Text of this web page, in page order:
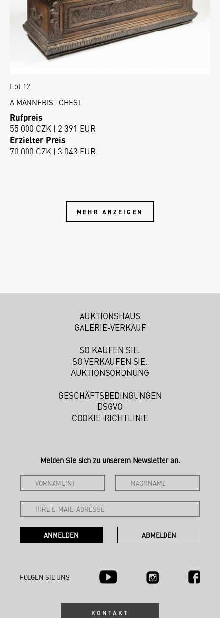
Lot 12
A MANNERIST CHEST
Rufpreis
55 000 CZK | 2 391 EUR
Erzielter Preis
70 000 CZK | 3 043 EUR
MEHR ANZEIGEN
AUKTIONSHAUS
GALERIE-VERKAUF
SO KAUFEN SIE.
SO VERKAUFEN SIE.
AUKTIONSORDNUNG
GESCHÄFTSBEDINGUNGEN
DSGVO
COOKIE-RICHTLINIE
Melden Sie sich zu unserem Newsletter an.
FOLGEN SIE UNS
KONTAKT